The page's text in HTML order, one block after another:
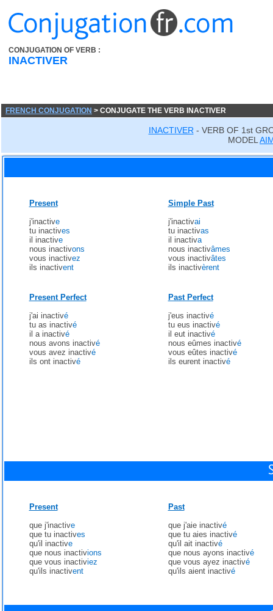
CONJUGATION OF VERB :
INACTIVER
FRENCH CONJUGATION > CONJUGATE THE VERB INACTIVER
INACTIVER - VERB OF 1st
MODEL
Present
j'inactive
tu inactives
il inactive
nous inactivons
vous inactivez
ils inactivent
Simple Past
j'inactivai
tu inactivas
il inactiva
nous inactivâmes
vous inactivâtes
ils inactivèrent
Present Perfect
j'ai inactivé
tu as inactivé
il a inactivé
nous avons inactivé
vous avez inactivé
ils ont inactivé
Past Perfect
j'eus inactivé
tu eus inactivé
il eut inactivé
nous eûmes inactivé
vous eûtes inactivé
ils eurent inactivé
Present
que j'inactive
que tu inactives
qu'il inactive
que nous inactivions
que vous inactiviez
qu'ils inactivent
Past
que j'aie inactivé
que tu aies inactivé
qu'il ait inactivé
que nous ayons inactivé
que vous ayez inactivé
qu'ils aient inactivé